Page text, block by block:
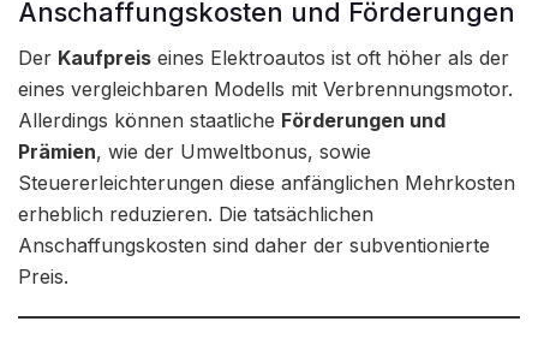
Anschaffungskosten und Förderungen
Der Kaufpreis eines Elektroautos ist oft höher als der
eines vergleichbaren Modells mit Verbrennungsmotor.
Allerdings können staatliche Förderungen und
Prämien, wie der Umweltbonus, sowie
Steuererleichterungen diese anfänglichen Mehrkosten
erheblich reduzieren. Die tatsächlichen
Anschaffungskosten sind daher der subventionierte
Preis.